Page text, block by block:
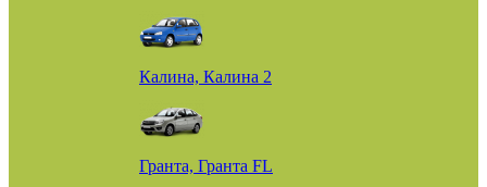
Калина, Калина 2
Гранта, Гранта FL